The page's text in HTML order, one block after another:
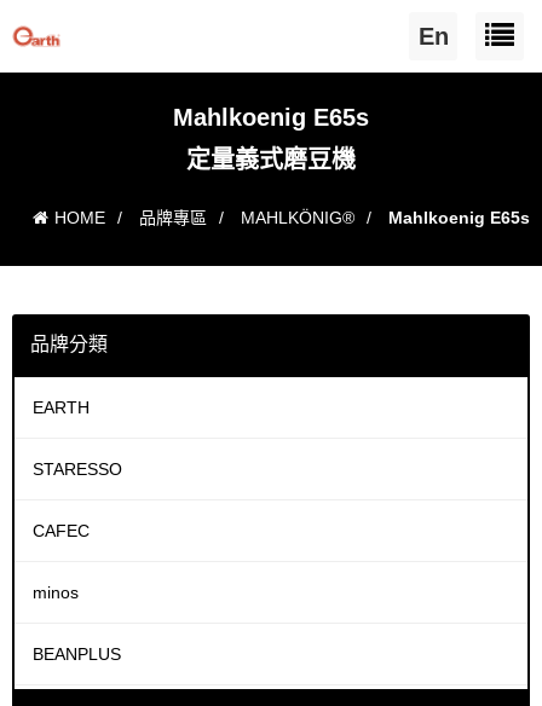
En
Mahlkoenig E65s
定量義式磨豆機
HOME / 品牌專區 / MAHLKÖNIG® /
Mahlkoenig E65s
品牌分類
EARTH
STARESSO
CAFEC
minos
BEANPLUS